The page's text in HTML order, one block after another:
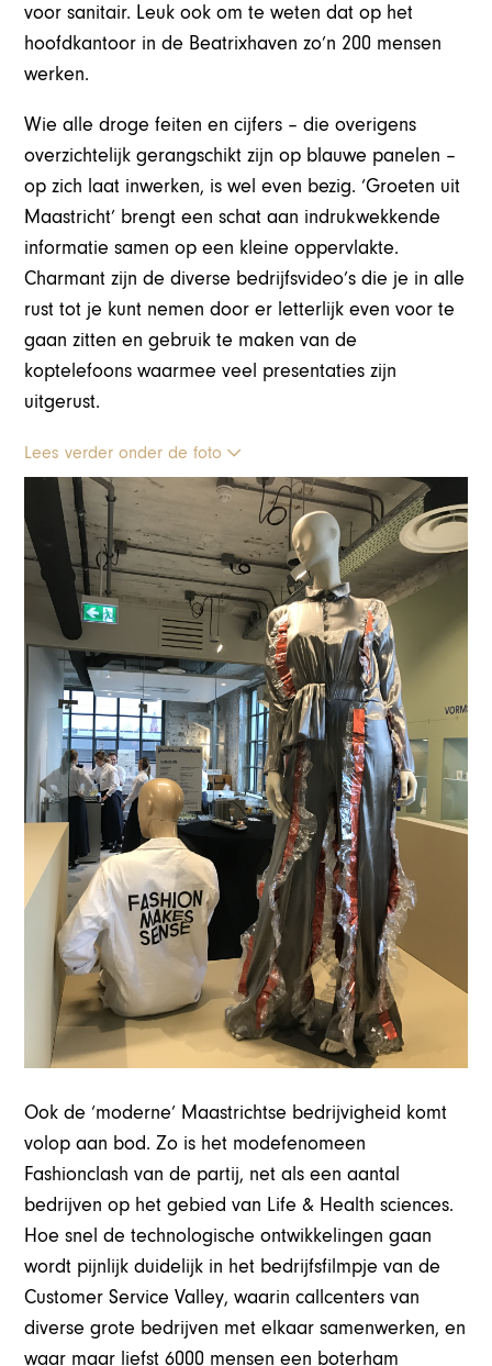
voor sanitair. Leuk ook om te weten dat op het
hoofdkantoor in de Beatrixhaven zo’n 200 mensen
werken.
Wie alle droge feiten en cijfers – die overigens
overzichtelijk gerangschikt zijn op blauwe panelen –
op zich laat inwerken, is wel even bezig. ‘Groeten uit
Maastricht’ brengt een schat aan indrukwekkende
informatie samen op een kleine oppervlakte.
Charmant zijn de diverse bedrijfsvideo’s die je in alle
rust tot je kunt nemen door er letterlijk even voor te
gaan zitten en gebruik te maken van de
koptelefoons waarmee veel presentaties zijn
uitgerust.
Lees verder onder de foto
Ook de ‘moderne’ Maastrichtse bedrijvigheid komt
volop aan bod. Zo is het modefenomeen
Fashionclash van de partij, net als een aantal
bedrijven op het gebied van Life & Health sciences.
Hoe snel de technologische ontwikkelingen gaan
wordt pijnlijk duidelijk in het bedrijfsfilmpje van de
Customer Service Valley, waarin callcenters van
diverse grote bedrijven met elkaar samenwerken, en
waar maar liefst 6000 mensen een boterham